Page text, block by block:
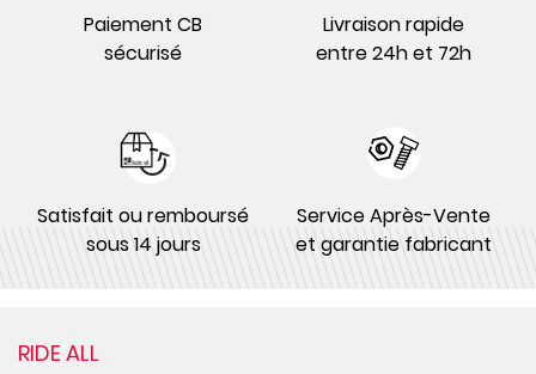
Paiement CB
sécurisé
Livraison rapide
entre 24h et 72h
Satisfait ou remboursé
sous 14 jours
Service Après-Vente
et garantie fabricant
RIDE ALL